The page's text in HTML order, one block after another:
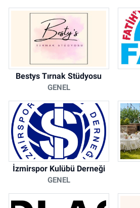
Bestys Tırnak Stüdyosu
GENEL
İzmirspor Kulübü Derneği
GENEL